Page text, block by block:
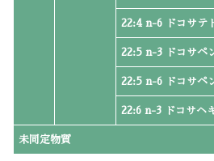
22:4 n-6 ドコサテ
22:5 n-3 ドコサペ
22:5 n-6 ドコサペ
22:6 n-3 ドコサヘ
未同定物質